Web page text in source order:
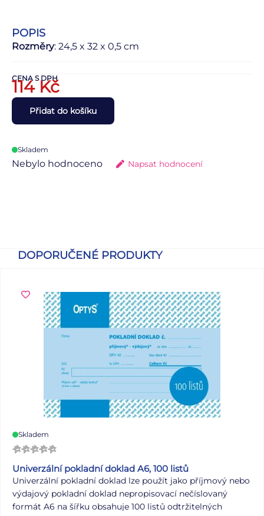
POPIS
Rozměry: 24,5 x 32 x 0,5 cm
CENA S DPH
114Kč
Přidat do košíku
Skladem
Nebylo hodnoceno Napsat hodnocení
DOPORUČENÉ PRODUKTY
Skladem
Univerzální pokladní doklad A6, 100 listů
Univerzální pokladní doklad lze použít jako příjmový nebo
výdajový pokladní doklad nepropisovací nečíslovaný
formát A6 na šířku obsahuje 100 listů odtržitelných